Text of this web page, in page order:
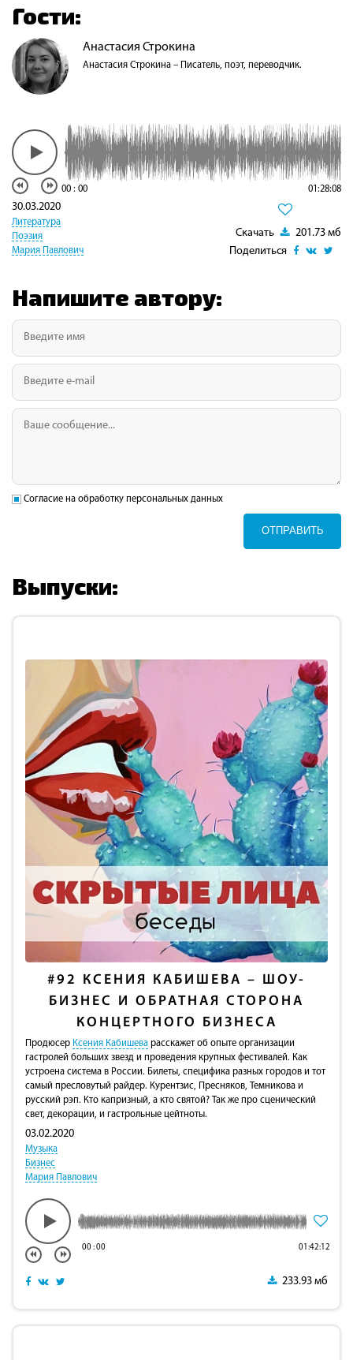
Гости:
Анастасия Строкина
Анастасия Строкина – Писатель, поэт, переводчик.
00 : 00 01:28:08
Скачать
201.73 мб
Поделиться
30.03.2020
Литература
Поэзия
Мария Павлович
Напишите автору:
Согласие на обработку персональных данных
ОТПРАВИТЬ
Выпуски:
#92
КСЕНИЯ КАБИШЕВА – ШОУ-
БИЗНЕС И ОБРАТНАЯ СТОРОНА
КОНЦЕРТНОГО БИЗНЕСА
Продюсер Ксения Кабишева расскажет об опыте организации
гастролей больших звезд и проведения крупных фестивалей. Как
устроена система в России. Билеты, специфика разных городов и тот
самый пресловутый райдер. Курентзис, Пресняков, Темникова и
русский рэп. Кто капризный, а кто святой? Так же про сценический
свет, декорации, и гастрольные цейтноты.
03.02.2020
Музыка
Бизнес
Мария Павлович
00:00 01:42:12
233.93 мб